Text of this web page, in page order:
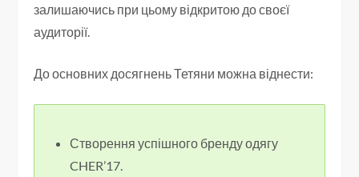
залишаючись при цьому відкритою до своєї
аудиторії.
До основних досягнень Тетяни можна віднести:
Створення успішного бренду одягу
CHER’17.